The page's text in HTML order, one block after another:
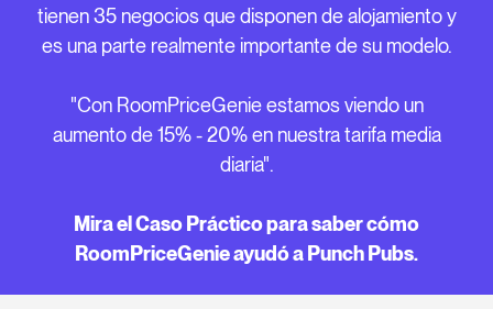
tienen 35 negocios que disponen de alojamiento y
es una parte realmente importante de su modelo.
"Con RoomPriceGenie estamos viendo un
aumento de 15% - 20% en nuestra tarifa media
diaria".
Mira el Caso Práctico para saber cómo
RoomPriceGenie ayudó a Punch Pubs.